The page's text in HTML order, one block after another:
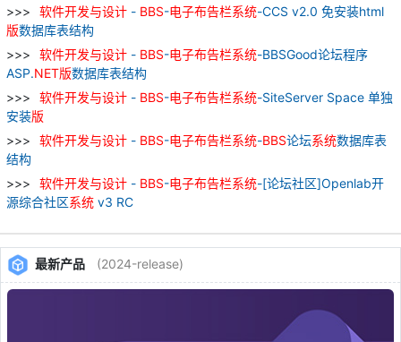
软件开发与设计 - BBS-电子布告栏系统-CCS v2.0 免安装html
版数据库表结构
软件开发与设计 - BBS-电子布告栏系统-BBSGood论坛程序
ASP.NET版数据库表结构
软件开发与设计 - BBS-电子布告栏系统-SiteServer Space 单独
安装版
软件开发与设计 - BBS-电子布告栏系统-BBS论坛系统数据库表
结构
软件开发与设计 - BBS-电子布告栏系统-[论坛社区]Openlab开
源综合社区系统 v3 RC
最新产品 (2024-release)